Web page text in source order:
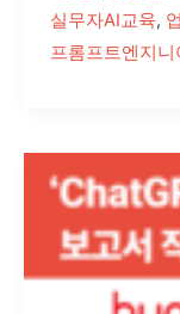
실무자AI교육,
프롬프트엔지니
활
용
보